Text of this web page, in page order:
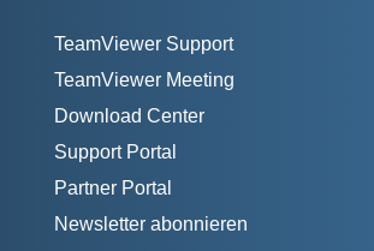
TeamViewer Support
TeamViewer Meeting
Download Center
Support Portal
Partner Portal
Newsletter abonnieren